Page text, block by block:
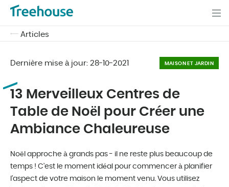
Articles
Dernière mise à jour: 28-10-2021 MAISON ET JARDIN
13 Merveilleux Centres de
Table de Noël pour Créer une
Ambiance Chaleureuse
Noël approche à grands pas - il ne reste plus beaucoup de
temps ! C'est le moment idéal pour commencer à planifier
l'aspect de votre maison le moment venu. Vous utilisez